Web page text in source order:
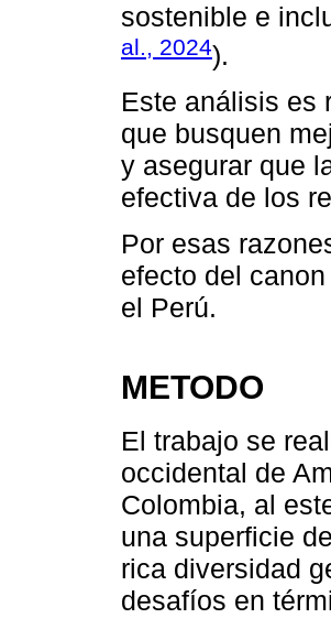
sostenible e
al., 2024).
Este análisis es
que busquen
y asegurar que
efectiva de los
Por esas
efecto del
el Perú.
METODO
El trabajo se
occidental de
Colombia, al
una superficie
rica diversidad
desafíos en